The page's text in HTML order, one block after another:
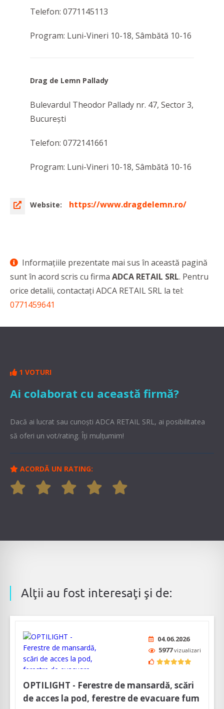
Telefon: 0771145113
Program: Luni-Vineri 10-18, Sâmbătă 10-16
Drag de Lemn Pallady
Bulevardul Theodor Pallady nr. 47, Sector 3,
Bucureşti
Telefon: 0772141661
Program: Luni-Vineri 10-18, Sâmbătă 10-16
Website: https://www.dragdelemn.ro/
Informaţiile prezentate mai sus în această pagină
sunt în acord scris cu firma ADCA RETAIL SRL. Pentru
orice detalii, contactaţi ADCA RETAIL SRL la tel:
0771459641
1 VOTURI
Ai colaborat cu această firmă?
Dacă ai lucrat sau cunoşti ADCA RETAIL SRL, ai posibilitatea
să oferi un vot/rating. Îți mulțumim!
ACORDĂ UN RATING:
Alţii au fost interesaţi şi de:
04.06.2026
5977vizualizari
OPTILIGHT - Ferestre de mansardă, scări
de acces la pod, ferestre de evacuare fum